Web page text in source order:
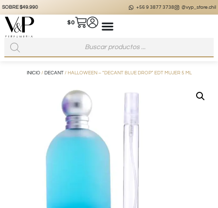
@vyp_store.chile vypstore.cl
$0
INICIO / DECANT/ HALLOWEEN – “DECANT BLUE DROP” EDT MUJER 5 ML